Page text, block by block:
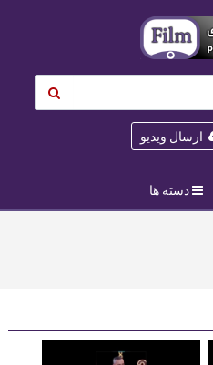
ارسال ویدیو
دسته ها